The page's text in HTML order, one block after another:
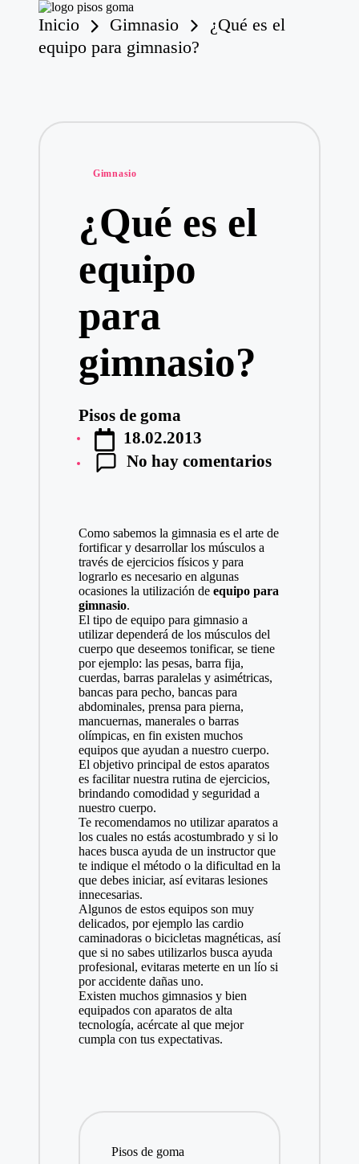
P
o
o
Inicio Gimnasio
¿Qué es el
equipo para gimnasio?
Publicado
Gimnasio
¿Qué es el
equipo
para
gimnasio?
Publicado
por
Pisos de goma
18.02.2013
No hay comentarios
Como sabemos la gimnasia es el arte de
fortificar y desarrollar los músculos a
través de ejercicios físicos y para
lograrlo es necesario en algunas
ocasiones la utilización de equipo para
gimnasio.
El tipo de equipo para gimnasioa
utilizar dependerá de los músculos del
cuerpo que deseemos tonificar, se tiene
por ejemplo: las pesas, barra fija,
cuerdas, barras paralelas y asimétricas,
bancas para pecho, bancas para
abdominales, prensa para pierna,
mancuernas, manerales o barras
olímpicas, en fin existen muchos
equipos que ayudan a nuestro cuerpo.
El objetivo principal de estos aparatos
es facilitar nuestra rutina de ejercicios,
brindando comodidad y seguridad a
nuestro cuerpo.
Te recomendamos no utilizar aparatos a
los cuales no estás acostumbrado y si lo
haces busca ayuda de un instructor que
te indique el método o la dificultad en la
que debes iniciar, así evitaras lesiones
innecesarias.
Algunos de estos equipos son muy
delicados, por ejemplo las cardio
caminadoras o bicicletas magnéticas, así
que si no sabes utilizarlos busca ayuda
profesional, evitaras meterte en un lío si
por accidente dañas uno.
Existen muchos gimnasios y bien
equipados con aparatos de alta
tecnología, acércate al que mejor
cumpla con tus expectativas.
Pisos de goma